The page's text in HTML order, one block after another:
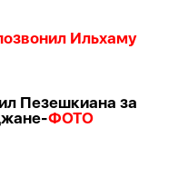
Ильхаму
Пезешкиана за
ФОТО